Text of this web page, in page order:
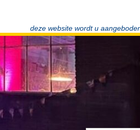
deze website wordt u